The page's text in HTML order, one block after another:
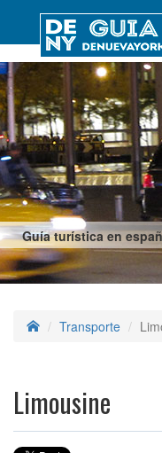
Guía turística en
Transporte
Limousine